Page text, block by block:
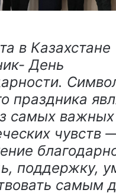
в Казахстане
День
праздника
самых важных
чувств
поддержку,
самым